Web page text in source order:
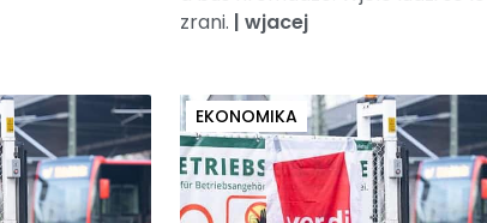
zrani. | wjacej
EKONOMIKA